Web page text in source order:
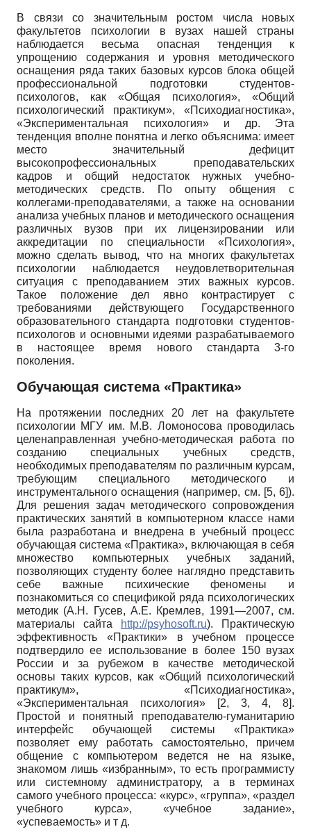
В связи со значительным ростом числа новых
факультетов психологии в вузах нашей страны
наблюдается весьма опасная тенденция к
упрощению содержания и уровня методического
оснащения ряда таких базовых курсов блока общей
профессиональной подготовки студентов-
психологов, как «Общая психология», «Общий
психологический практикум», «Психодиагностика»,
«Экспериментальная психология» и др. Эта
тенденция вполне понятна и легко объяснима: имеет
место значительный дефицит
высокопрофессиональных преподавательских
кадров и общий недостаток нужных учебно-
методических средств. По опыту общения с
коллегами-преподавателями, а также на основании
анализа учебных планов и методического оснащения
различных вузов при их лицензировании или
аккредитации по специальности «Психология»,
можно сделать вывод, что на многих факультетах
психологии наблюдается неудовлетворительная
ситуация с преподаванием этих важных курсов.
Такое положение дел явно контрастирует с
требованиями действующего Государственного
образовательного стандарта подготовки студентов-
психологов и основными идеями разрабатываемого
в настоящее время нового стандарта 3-го
поколения.
Обучающая система «Практика»
На протяжении последних 20 лет на факультете
психологии МГУ им. М.В. Ломоносова проводилась
целенаправленная учебно-методическая работа по
созданию специальных учебных средств,
необходимых преподавателям по различным курсам,
требующим специального методического и
инструментального оснащения (например, см. [5, 6]).
Для решения задач методического сопровождения
практических занятий в компьютерном классе нами
была разработана и внедрена в учебный процесс
обучающая система «Практика», включающая в себя
множество компьютерных учебных заданий,
позволяющих студенту более наглядно представить
себе важные психические феномены и
познакомиться со спецификой ряда психологических
методик (А.Н. Гусев, А.Е. Кремлев, 1991—2007, см.
материалы сайта
http://psyhosoft.ru). Практическую
эффективность «Практики» в учебном процессе
подтвердило ее использование в более 150 вузах
России и за рубежом в качестве методической
основы таких курсов, как «Общий психологический
практикум», «Психодиагностика»,
«Экспериментальная психология» [2, 3, 4, 8].
Простой и понятный преподавателю-гуманитарию
интерфейс обучающей системы «Практика»
позволяет ему работать самостоятельно, причем
общение с компьютером ведется не на языке,
знакомом лишь «избранным», то есть программисту
или системному администратору, а в терминах
самого учебного процесса: «курс», «группа», «раздел
учебного курса», «учебное задание»,
«успеваемость» и т д.